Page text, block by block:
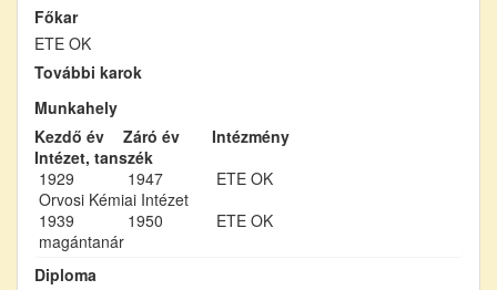
Főkar
ETE OK
További karok
Munkahely
Kezdő év
Záró év
Intézmény
Intézet, tanszék
1929
1947
ETE OK
Orvosi Kémiai Intézet
1939
1950
ETE OK
magántanár
Diploma